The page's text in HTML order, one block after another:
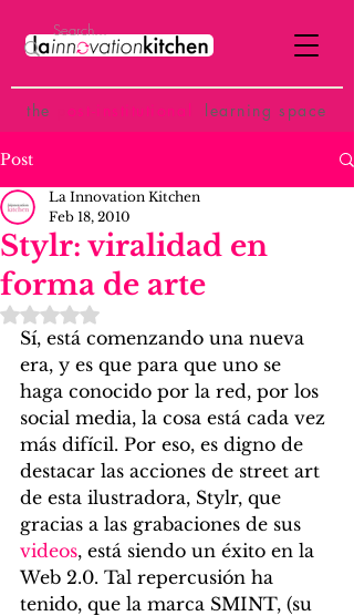
the ost-institutional learning space
Post
Stylr: viralidad en
forma de arte
La Innovation Kitchen
Feb 18, 2010
Rated NaN out of 5 stars.
Sí, está comenzando una nueva
era, y es que para que uno se
haga conocido por la red, por los
social media, la cosa está cada vez
más difícil. Por eso, es digno de
destacar las acciones de street art
de esta ilustradora, Stylr, que
gracias a las grabaciones de sus
videos, está siendo un éxito en la
Web 2.0. Tal repercusión ha
tenido, que la marca SMINT, (su